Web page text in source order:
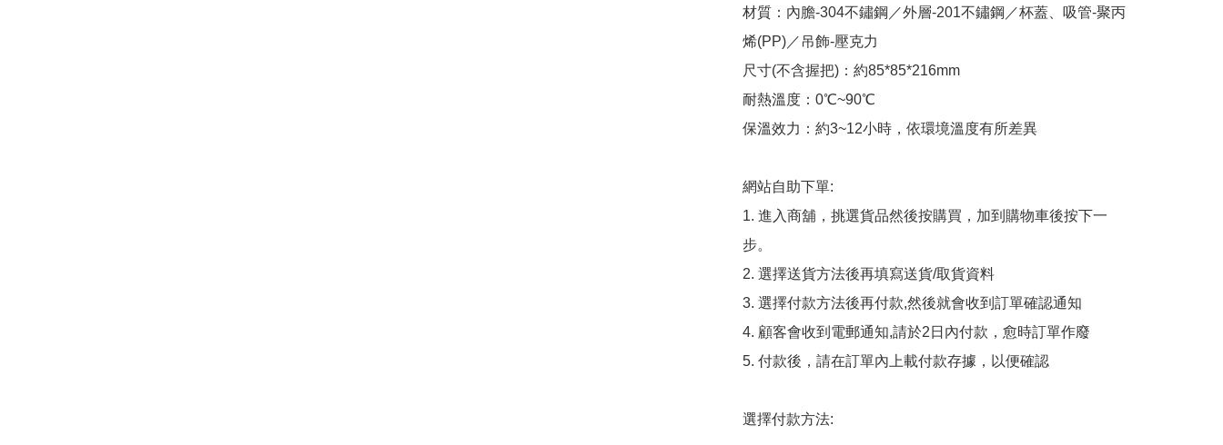
材質：內膽-304不鏽鋼／外層-201不鏽鋼／杯蓋、吸管-聚丙
烯(PP)／吊飾-壓克力
尺寸(不含握把)：約85*85*216mm
耐熱溫度：0℃~90℃
保溫效力：約3~12小時，依環境溫度有所差異
網站自助下單:
1. 進入商舖，挑選貨品然後按購買，加到購物車後按下一
步。
2. 選擇送貨方法後再填寫送貨/取貨資料
3. 選擇付款方法後再付款,然後就會收到訂單確認通知
4. 顧客會收到電郵通知,請於2日內付款，愈時訂單作廢
5. 付款後，請在訂單內上載付款存據，以便確認
選擇付款方法: